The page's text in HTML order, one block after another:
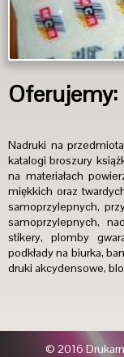
Oferujemy:
Nadruki na
katalogi broszury
na materiałach
miękkich oraz
samoprzylepnych,
samoprzylepnych,
stikery, plomby
podkłady na biurka,
druki akcydensowe,
© 2016